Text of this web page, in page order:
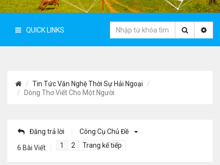
QUICK LINKS
Tin Tức Văn Nghệ Thời Sự Hải Ngoại
Dòng Thơ Viết Cho Một Người
Đăng trả lời Công Cụ Chủ Đề
6 Bài Viết 1 2 Trang kế tiếp